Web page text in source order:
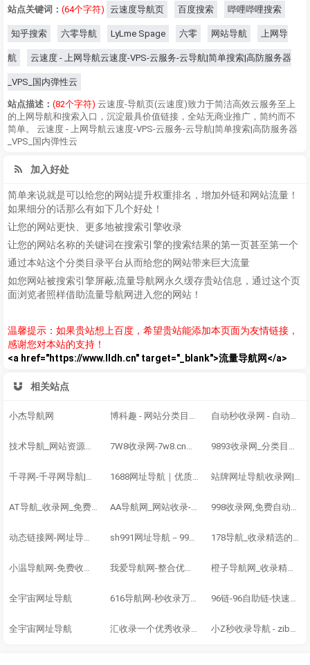
站点关键词： (64个字符) 云速度导航页 百度搜索 哔哩哔哩搜索
知乎搜索 六零导航 LyLme Spage 六零 网站导航 上网导
航 云速度 - 上网导航云速度-VPS-云服务-云导航|简单搜索|高防服务器
_VPS_国内弹性云
站点描述： (82个字符) 云速度-导航页(云速度)致力于简洁高效云服务至上
的上网导航和搜索入口，沉淀最具价值链接，全站无商业推广，简约而不
简单。 云速度 - 上网导航云速度-VPS-云服务-云导航|简单搜索|高防服务器
_VPS_国内弹性云
加入好处
简单来说就是可以给您的网站提升权重排名，增加外链和网站流量！
如果细分的话那么有如下几个好处！
让您的网站更快、更多地被搜索引擎收录
让您的网站名称的关键词在搜索引擎的搜索结果的第一页甚至第一个
通过本站这个分类目录平台从而给您的网站带来巨大流量
如您网站被搜索引擎屏蔽,流量导航网永久缓存贵站信息，通过这个页
面浏览者照样借助流量导航网进入您的网站！
温馨提示：如果贵站想上百度，希望贵站能添加本页面为友情链接，
感谢您对本站的支持！
<a href="https://www.lldh.cn" target="_blank">流量导航网</a>
相关站点
小杰导航网
1688网址导航｜优质网站集合·全网资源一站在手
AA导航网_网站收录-友情链接交换-网址收录-自动秒收录
sh991网址导航－991自动链,网址之家,搜索大全,绿色,快速,安全的专业导航站
我爱导航网-整合优秀技术导航 橙子导航网_收录精选的导航网站_懒人导航系统v7.8华子版
全宇宙网址导航 616导航网-秒收录万能-秒收录-免费收录网站-自动收录网-免费交换-616dh.cn.
全宇宙网址导航 汇收录一个优秀收录网站